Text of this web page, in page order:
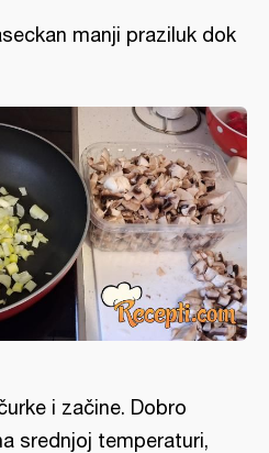
manji praziluk dok
i začine. Dobro
srednjoj temperaturi,